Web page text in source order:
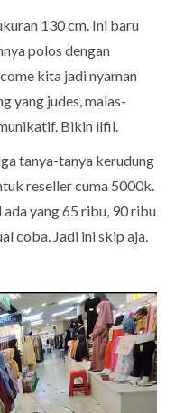
130 cm. Ini baru
polos dengan
kita jadi nyaman
yang judes, malas-
Bikin ilfil.
tanya-tanya kerudung
reseller cuma 5000k.
yang 65 ribu, 90 ribu
coba. Jadi ini skip aja.